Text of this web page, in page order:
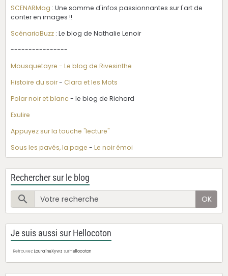
SCENARMag : Une somme d'infos passionnantes sur l'art de
conter en images !!
ScénarioBuzz : Le blog de Nathalie Lenoir
----------------
Mousquetayre - Le blog de Rivesinthe
Histoire du soir- Clara et les Mots
Polar noir et blanc - le blog de Richard
Exulire
Appuyez sur la touche "lecture"
Sous les pavés, la page - Le noir émoi
Rechercher sur le blog
OK
Je suis aussi sur Hellocoton
Retrouvez LauralineXywz surHellocoton